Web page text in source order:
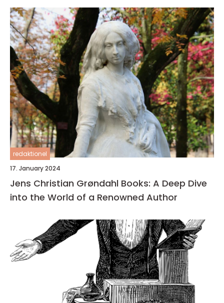
redaktionel
17. January 2024
Jens Christian Grøndahl Books: A Deep Dive
into the World of a Renowned Author